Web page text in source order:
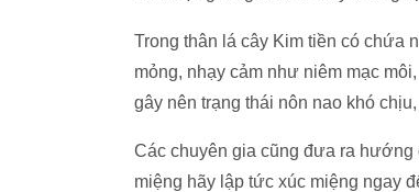
Trong thân lá cây Kim tiền có chứa
mỏng, nhạy cảm như niêm mạc
gây nên trạng thái nôn nao khó
Các chuyên gia cũng đưa ra hướng
miệng hãy lập tức xúc miệng ngay